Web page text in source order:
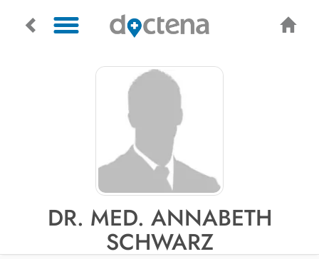
DR. MED. ANNABETH
SCHWARZ